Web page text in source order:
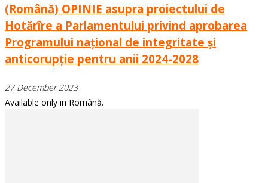
(Română) OPINIE asupra proiectului de
Hotărîre a Parlamentului privind aprobarea
Programului național de integritate și
anticorupție pentru anii 2024-2028
27 December 2023
Available only in Română.